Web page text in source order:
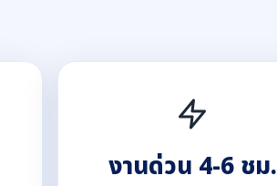
งานด่วน 4-6 ชม.